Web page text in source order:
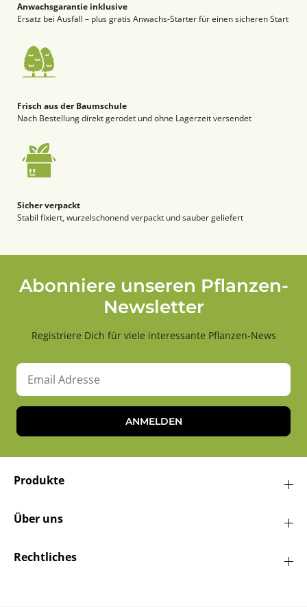
Anwachsgarantie inklusive
Ersatz bei Ausfall – plus gratis Anwachs-Starter für einen sicheren Start
Frisch aus der Baumschule
Nach Bestellung direkt gerodet und ohne Lagerzeit versendet
Sicher verpackt
Stabil fixiert, wurzelschonend verpackt und sauber geliefert
Abonniere unseren Pflanzen-
Newsletter
Registriere Dich für viele interessante Pflanzen-News
ANMELDEN
Produkte
Über uns
Rechtliches